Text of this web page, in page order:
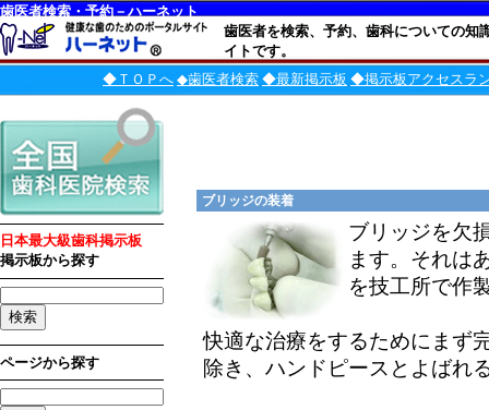
歯医者検索・予約－ハーネット
歯医者を検索、予約、歯科についての知
イトです。
◆ＴＯＰへ ◆歯医者検索 ◆最新掲示板 ◆掲示板アクセスラ
日本最大級歯科掲示板
掲示板から探す
ページから探す
ブリッジの装着
ブリッジを欠
ます。それは
を技工所で作
快適な治療をするためにまず
除き、ハンドピースとよばれ